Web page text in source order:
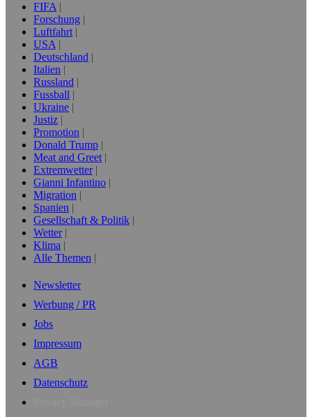
FIFA
Forschung
Luftfahrt
USA
Deutschland
Italien
Russland
Fussball
Ukraine
Justiz
Promotion
Donald Trump
Meat and Greet
Extremwetter
Gianni Infantino
Migration
Spanien
Gesellschaft & Politik
Wetter
Klima
Alle Themen
Newsletter
Werbung / PR
Jobs
Impressum
AGB
Datenschutz